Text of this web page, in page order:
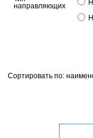
направляющих
Сортировать по: